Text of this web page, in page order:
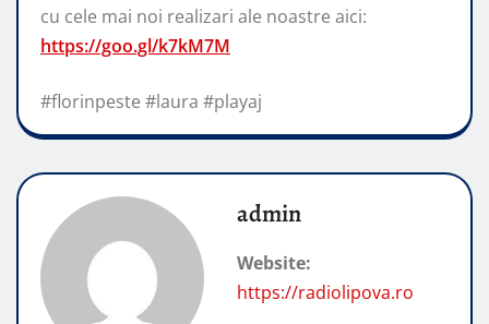
cu cele mai noi realizari ale noastre aici:
https://goo.gl/k7kM7M
#florinpeste #laura #playaj
admin
Website:
https://radiolipova.ro